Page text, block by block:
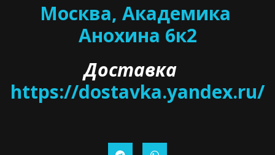
Москва, Академика
Анохина 6к2
Доставка
https://dostavka.yandex.ru/